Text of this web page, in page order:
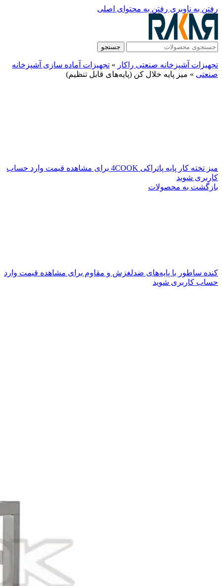
رفتن به ناوبری رفتن به محتوای اصلی
جستجو
تجهیزات آشپزخانه صنعتی راکار » تجهیزات آماده سازی آشپزخانه
صنعتی » میز پایه خلال کن (پایه‌های قابل تنظیم)
میز تخته کار پایه پاتراکی 4COOK
برای مشاهده قیمت وارد حساب
کاربری شوید
بازگشت به محصولات
کنده ساطور با پایه‌های ضدلغزش و مقاوم برای مشاهده قیمت وارد
حساب کاربری شوید